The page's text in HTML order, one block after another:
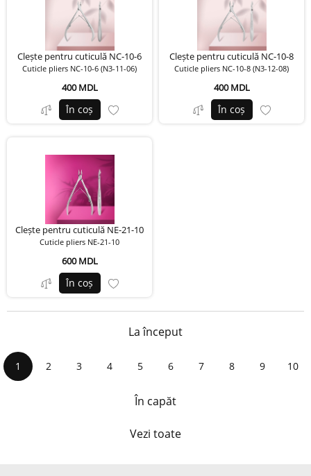
Clește pentru cuticulă NC-10-6
Cuticle pliers NC-10-6 (N3-11-06)
400 MDL
În coș
Clește pentru cuticulă NC-10-8
Cuticle pliers NC-10-8 (N3-12-08)
400 MDL
În coș
Clește pentru cuticulă NE-21-10
Cuticle pliers NE-21-10
600 MDL
În coș
La început
1 2 3 4 5 6 7 8 9 10
În capăt
Vezi toate